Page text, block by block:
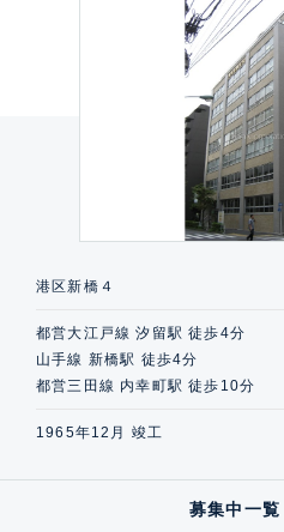
港区新橋４
都営大江戸線 汐留駅 徒歩4分
山手線 新橋駅 徒歩4分
都営三田線 内幸町駅 徒歩10分
1965年12月 竣工
募集中一覧